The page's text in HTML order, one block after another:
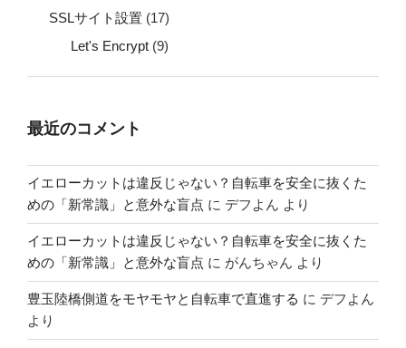
SSLサイト設置 (17)
Let's Encrypt (9)
最近のコメント
イエローカットは違反じゃない？自転車を安全に抜くた
めの「新常識」と意外な盲点 に デフよん より
イエローカットは違反じゃない？自転車を安全に抜くた
めの「新常識」と意外な盲点 に がんちゃん より
豊玉陸橋側道をモヤモヤと自転車で直進する に デフよん
より